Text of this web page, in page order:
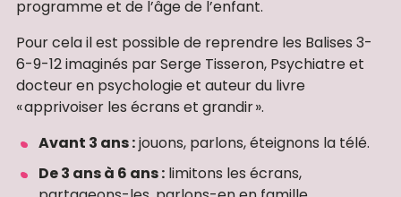
programme et de l’âge de l’enfant.
Pour cela il est possible de reprendre les Balises 3-
6-9-12 imaginés par Serge Tisseron, Psychiatre et
docteur en psychologie et auteur du livre
« apprivoiser les écrans et grandir ».
Avant 3 ans :jouons, parlons, éteignons la télé.
De 3 ans à 6 ans : limitons les écrans,